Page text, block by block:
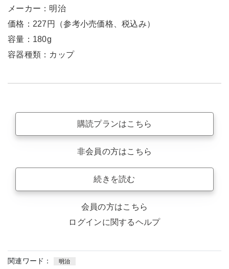
メーカー：明治
価格：227円（参考小売価格、税込み）
容量：180g
容器種類：カップ
購読プランはこちら
非会員の方はこちら
続きを読む
会員の方はこちら
ログインに関するヘルプ
関連ワード： 明治